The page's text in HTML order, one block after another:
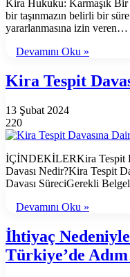
Kira Hukuku: Karmaşık
bir taşınmazın belirli bir
yararlanmasına izin veren…
Devamını Oku »
Kira Tespit
13 Şubat 2024
220
İÇİNDEKİLERKira Tespit
Davası Nedir?Kira Tespit
Davası SüreciGerekli
Devamını Oku »
İhtiyaç
Türkiye’de